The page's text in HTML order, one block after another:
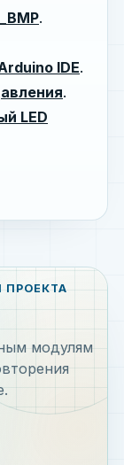
.
IDE.
.
LED
ПРОЕКТА
модулям